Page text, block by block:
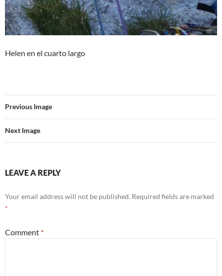
Helen en el cuarto largo
Previous Image
Next Image
LEAVE A REPLY
Your email address will not be published. Required fields are marked
*
Comment *